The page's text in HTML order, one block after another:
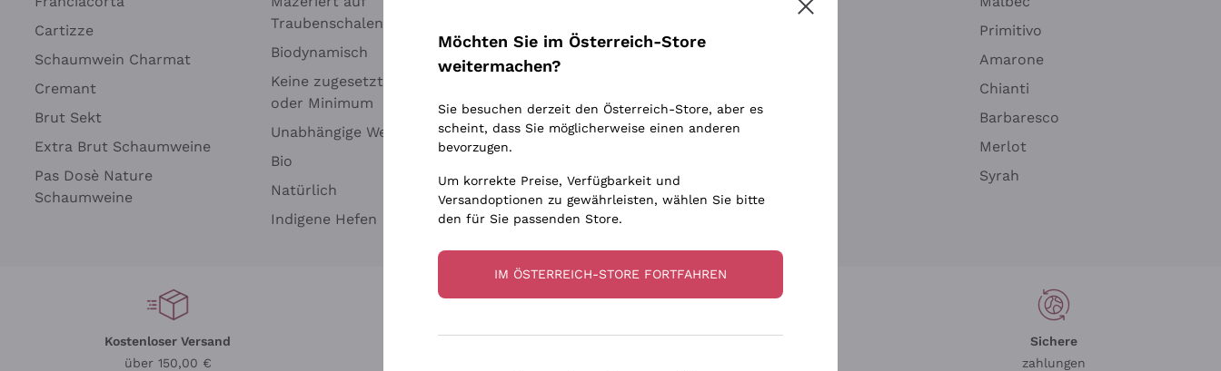
Cartizze
Schaumwein Charmat
Cremant
Brut Sekt
Extra Brut Schaumweine
Pas Dosè Nature
Schaumweine
Traubenschalen
Biodynamisch
Keine zugesetzten Sulfite
oder Minimum
Unabhängige Weinbauern
Bio
Natürlich
Indigene Hefen
Occhipinti Arianna
Biondi Santi
Argiolas
Zenato
Ca' dei Frati
Chardonnay
Primitivo
Amarone
Chianti
Barbaresco
Merlot
Syrah
Kostenloser Versand
über 150,00 €
Sichere
zahlungen
Datenschutz-Bestimmungen
Weitere Informationen finden Sie in unserem
Möchten Sie im Österreich-Store
weitermachen?
Sie besuchen derzeit den Österreich-Store, aber es
scheint, dass Sie möglicherweise einen anderen
bevorzugen.
Um korrekte Preise, Verfügbarkeit und
Versandoptionen zu gewährleisten, wählen Sie bitte
den für Sie passenden Store.
IM ÖSTERREICH-STORE FORTFAHREN